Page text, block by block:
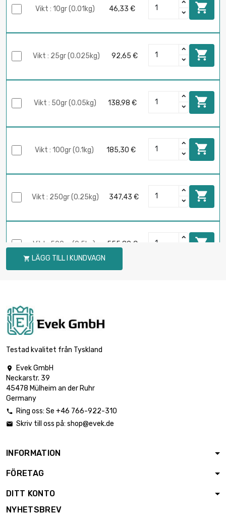
Vikt : 10gr (0.01kg) 46,33 € 
Vikt : 25gr (0.025kg) 92,65 € 
Vikt : 50gr (0.05kg) 138,98 € 
Vikt : 100gr (0.1kg) 185,30 € 
Vikt : 250gr (0.25kg) 347,43 € 
Vikt : 500gr (0.5kg) 555,89 € 
 LÄGG TILL I KUNDVAGN
Testad kvalitet från Tyskland

Evek GmbH
Neckarstr. 39
45478 Mülheim an der Ruhr
Germany
 Ring oss: Se +46 766-922-310
 Skriv till oss på: shop@evek.de
INFORMATION
FÖRETAG
DITT KONTO
NYHETSBREV